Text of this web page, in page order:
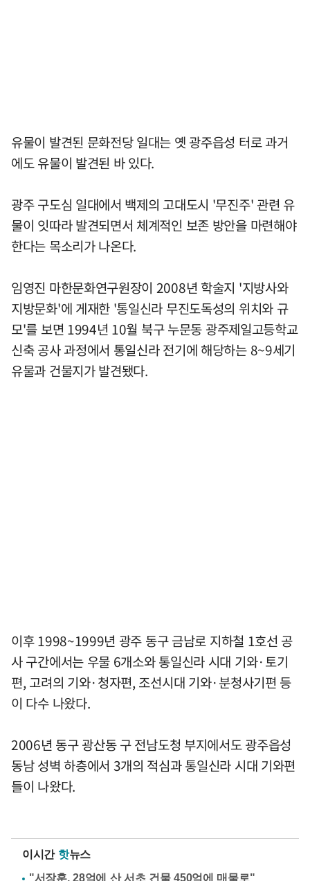
유물이 발견된 문화전당 일대는 옛 광주읍성 터로 과거
에도 유물이 발견된 바 있다.
광주 구도심 일대에서 백제의 고대도시 '무진주' 관련 유
물이 잇따라 발견되면서 체계적인 보존 방안을 마련해야
한다는 목소리가 나온다.
임영진 마한문화연구원장이 2008년 학술지 '지방사와
지방문화'에 게재한 '통일신라 무진도독성의 위치와 규
모'를 보면 1994년 10월 북구 누문동 광주제일고등학교
신축 공사 과정에서 통일신라 전기에 해당하는 8~9세기
유물과 건물지가 발견됐다.
이후 1998~1999년 광주 동구 금남로 지하철 1호선 공
사 구간에서는 우물 6개소와 통일신라 시대 기와·토기
편, 고려의 기와·청자편, 조선시대 기와·분청사기편 등
이 다수 나왔다.
2006년 동구 광산동 구 전남도청 부지에서도 광주읍성
동남 성벽 하층에서 3개의 적심과 통일신라 시대 기와편
들이 나왔다.
이시간 핫뉴스
"서장훈, 28억에 산 서초 건물 450억에 매물로"